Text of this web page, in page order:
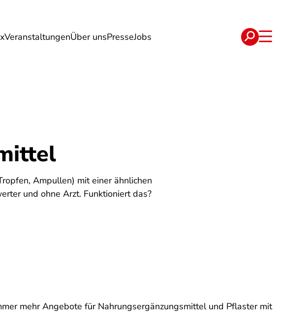
VeranstaltungenÜber unsPresseJobs
Energie Reise Verträge
Ampullen) mit einer ähnlichen
und ohne Arzt. Funktioniert das?
mehr Angebote für Nahrungsergänzungsmittel und Pflaster mit